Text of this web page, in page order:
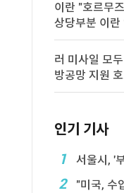
이란 "호르무
상당부분 이란
러 미사일 모
방공망 지원
인기 기사
1
서울시, '부
2 "미국, 수